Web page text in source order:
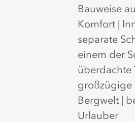
Bauweise
Komfort |
separate
einem der
überdachte
großzügige
Bergwelt |
Urlauber